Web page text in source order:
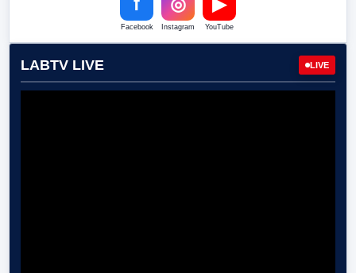
Facebook Instagram YouTube
LABTV LIVE LIVE